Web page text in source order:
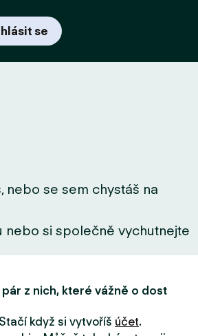
se
nebo se sem chystáš na
nebo si společně vychutnejte
z nich, které vážně o dost
když si vytvoříš účet.